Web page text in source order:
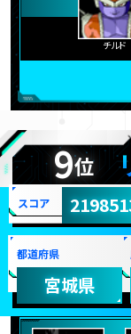
チルド
9位
スコア
都道府県
宮城県